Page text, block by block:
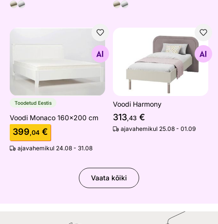
Voodi Monaco 160x200 cm
Toodetud Eestis
Voodi Monaco 160x200 cm
399,04 €
ajavahemikul 24.08 - 31.08
Voodi Harmony
Otsi sarnaseid
Voodi Harmony
313,43 €
ajavahemikul 25.08 - 01.09
Vaata kõiki